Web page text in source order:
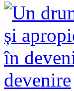
devenire